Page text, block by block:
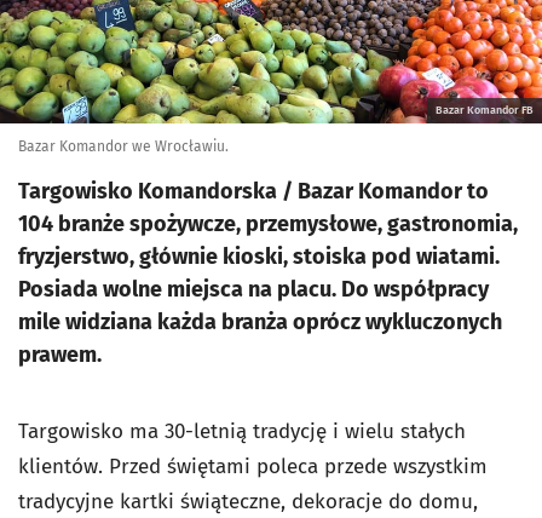
Bazar Komandor FB
Bazar Komandor we Wrocławiu.
Targowisko Komandorska / Bazar Komandor to
104 branże spożywcze, przemysłowe, gastronomia,
fryzjerstwo, głównie kioski, stoiska pod wiatami.
Posiada wolne miejsca na placu. Do współpracy
mile widziana każda branża oprócz wykluczonych
prawem.
Targowisko ma 30-letnią tradycję i wielu stałych
klientów. Przed świętami poleca przede wszystkim
tradycyjne kartki świąteczne, dekoracje do domu,